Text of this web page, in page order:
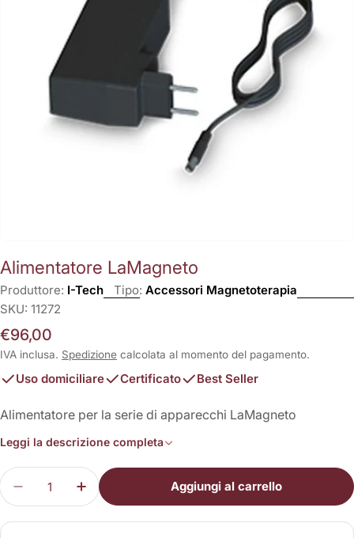
Apri supporto 0 in modalità modale
Alimentatore LaMagneto
Produttore: I-Tech Tipo: Accessori Magnetoterapia
SKU: 11272
Prezzo
normale
€96,00
IVA inclusa. Spedizione calcolata al momento del pagamento.
Uso domiciliare Certificato Best Seller
Alimentatore per la serie di apparecchi LaMagneto
Leggi la descrizione completa
Quantità
Diminuisci la quantità per Alimentatore
Aumenta la quantità per Alimentatore
Aggiungi al carrello